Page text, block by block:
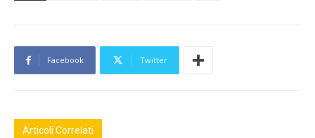
Facebook Twitter
Articoli Correlati